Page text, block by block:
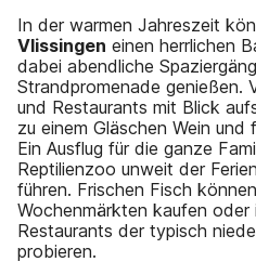
In der warmen Jahreszeit
Vlissingen einen herrlichen
dabei abendliche
Strandpromenade genießen.
und Restaurants mit Blick
zu einem Gläschen Wein
Ein Ausflug für die ganze
Reptilienzoo unweit der
führen. Frischen Fisch
Wochenmärkten kaufen oder
Restaurants der typisch
probieren.